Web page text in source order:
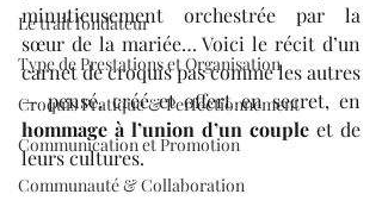
Le trait fondateur
Type de Prestations et Organisation
Croquis Pratique & Perfectionnement
Communication et Promotion
Communauté & Collaboration
minutieusement orchestrée par la
sœur de la mariée… Voici le récit d’un
carnet de croquis pas comme les autres
hommage à l’union d’un couple et de
leurs cultures.